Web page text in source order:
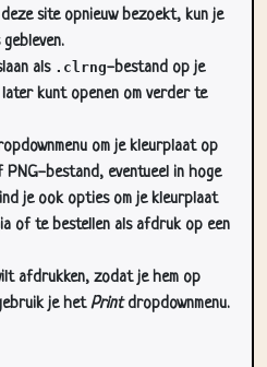
deze site opnieuw bezoekt, kun je
als .clrng-bestand op je
kunt openen om verder te
om je kleurplaat op
PNG-bestand, eventueel in hoge
je ook opties om je kleurplaat
of te bestellen als afdruk op een
afdrukken, zodat je hem op
je hetPrintdropdownmenu.